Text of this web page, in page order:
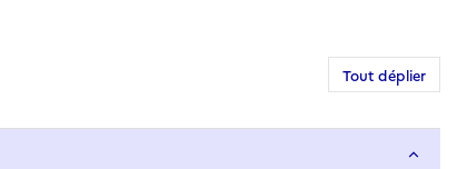
Tout déplier